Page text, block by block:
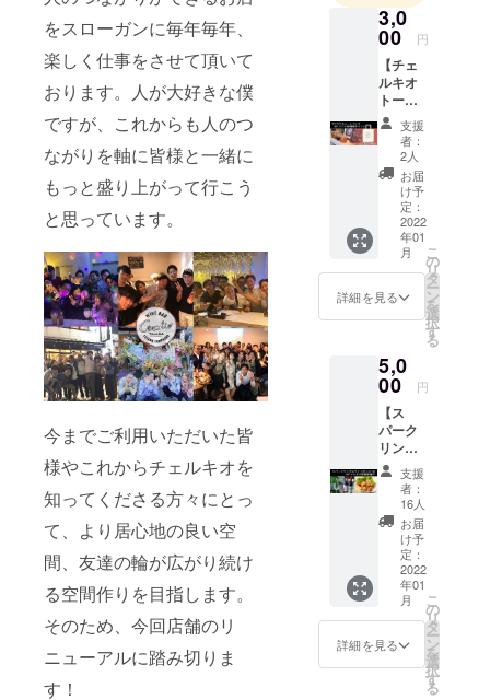
をスローガンに毎年毎年、
楽しく仕事をさせて頂いて
おります。人が大好きな僕
ですが、これからも人のつ
ながりを軸に皆様と一緒に
もっと盛り上がって行こう
と思っています。
今までご利用いただいた皆
様やこれからチェルキオを
知ってくださる方々にとっ
て、より居心地の良い空
間、友達の輪が広がり続け
る空間作りを目指します。
そのため、今回店舗のリ
ニューアルに踏み切りま
す！
になりま
す。夢にま
でみた人の
繋がりがで
きるお店を
スローガン
年、楽しく
仕事をさせ
て頂いてお
ります。
人が大好き
な僕です
が、これか
がりを芯に
みんなで事
業を拡大し
ていこうと
思っていま
す。宜しく
お願い致し
3,0
00 円
【チェ
ルキオ
トート
バック
＆ドリ
ンク3杯
チケッ
ト】 1.
チェル
キオの
ロゴ入
りオリ
ジナル
トート
バック
ク3杯ご
提供 3.
既存
テーブ
ルにお
名前書
く権利
※2は当
店での
ご飲食
になり
ます。
※2は数
日に分
けての
ご利用
は不可
支援
者：
2人
お届
け予
定：
2022
年01
月
詳細を見る
こ
の
リ
タ
ー
ン
を
選
択
す
る
5,0
00 円
【ス
パーク
リング
orワイ
ンボト
ル＆
チェル
キオ特
製唐揚
げ】 1.
スパー
クリン
グorワ
インボ
トル
支援
者：
16人
お届
け予
定：
2022
年01
月
詳細を見る
こ
の
リ
タ
ー
ン
を
選
択
す
る